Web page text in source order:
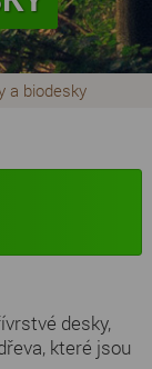
a biodesky
desky,
které jsou